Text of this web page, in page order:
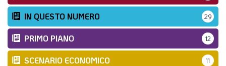
IN QUESTO NUMERO 29
PRIMO PIANO 12
SCENARIO ECONOMICO 11